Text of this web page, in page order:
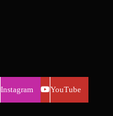
Instagram YouTube